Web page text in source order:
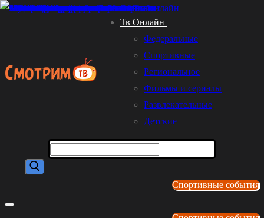
Перейти
Меню
Закрыть
Тв Онлайн
Федеральные
Спортивные
Региональное
Фильмы и сериалы
Развлекательные
Детские
Спортивные события